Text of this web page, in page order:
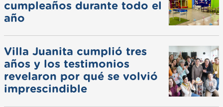
cumpleaños durante todo el
año
Villa Juanita cumplió tres
años y los testimonios
revelaron por qué se volvió
imprescindible